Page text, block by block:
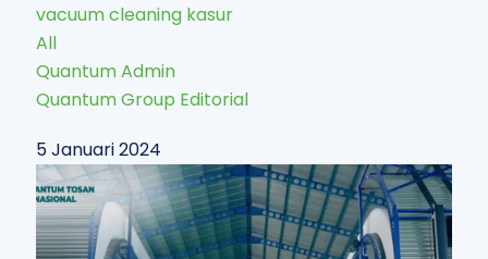
vacuum cleaning kasur
All
Quantum Admin
Quantum Group Editorial
5 Januari 2024